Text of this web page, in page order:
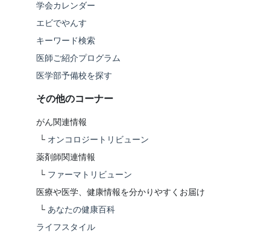
学会カレンダー
エビでやんす
キーワード検索
医師ご紹介プログラム
医学部予備校を探す
その他のコーナー
がん関連情報
└ オンコロジートリビューン
薬剤師関連情報
└ ファーマトリビューン
医療や医学、健康情報を分かりやすくお届け
└ あなたの健康百科
ライフスタイル